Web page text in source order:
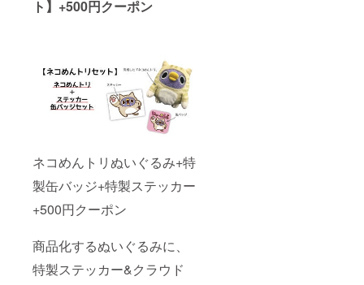
ト】+500円クーポン
ネコめんトリぬいぐるみ+特
製缶バッジ+特製ステッカー
+500円クーポン
商品化するぬいぐるみに、
特製ステッカー&クラウド